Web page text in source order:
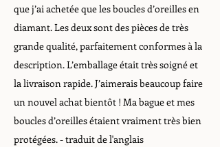
que j’ai achetée que les boucles d’oreilles en
diamant. Les deux sont des pièces de très
grande qualité, parfaitement conformes à la
description. L’emballage était très soigné et
la livraison rapide. J’aimerais beaucoup faire
un nouvel achat bientôt ! Ma bague et mes
boucles d’oreilles étaient vraiment très bien
protégées. - traduit de l'anglais